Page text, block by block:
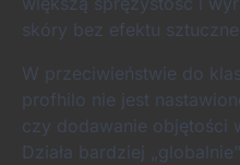
skóry bez efektu
W przeciwieństwie do
profhilo nie jest
czy dodawanie objętości
Działa bardziej